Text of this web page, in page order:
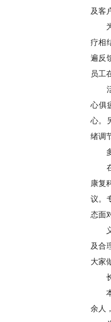
及客
为
疗相
遍反
员工
活
心俱
心。
绪调
多
在
康复
议。
态面
义
及合
大家
长
本
余人